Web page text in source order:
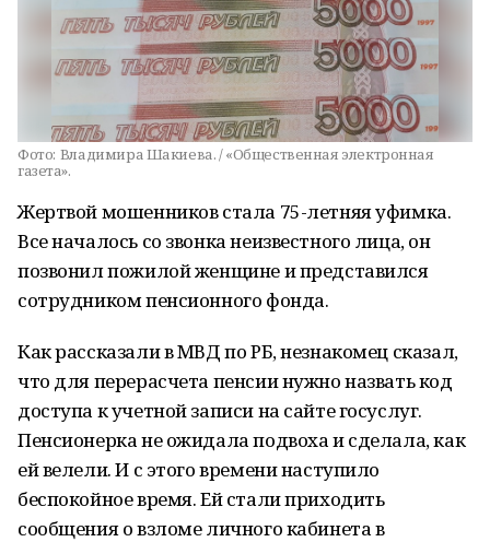
Фото: Владимира Шакиева. / «Общественная электронная
газета».
Жертвой мошенников стала 75-летняя уфимка.
Все началось со звонка неизвестного лица, он
позвонил пожилой женщине и представился
сотрудником пенсионного фонда.
Как рассказали в МВД по РБ, незнакомец сказал,
что для перерасчета пенсии нужно назвать код
доступа к учетной записи на сайте госуслуг.
Пенсионерка не ожидала подвоха и сделала, как
ей велели. И с этого времени наступило
беспокойное время. Ей стали приходить
сообщения о взломе личного кабинета в